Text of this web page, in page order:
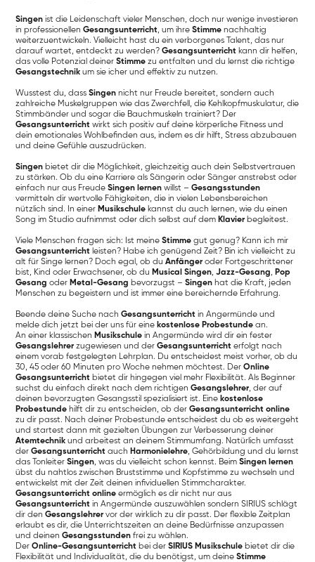
Singen ist die Leidenschaft vieler Menschen, doch nur wenige investieren
in professionellenGesangsunterricht, um ihreStimme nachhaltig
weiterzuentwickeln. Vielleicht hast du ein verborgenes Talent, das nur
darauf wartet, entdeckt zu werden?Gesangsunterricht kann dir helfen,
das volle Potenzial deinerStimme zu entfalten und du lernst die richtige
Gesangstechnik um sie icher und effektiv zu nutzen.
Wusstest du, dassSingen nicht nur Freude bereitet, sondern auch
zahlreiche Muskelgruppen wie das Zwerchfell, die Kehlkopfmuskulatur, die
Stimmbänder und sogar die Bauchmuskeln trainiert? Der
Gesangsunterricht wirkt sich positiv auf deine körperliche Fitness und
dein emotionales Wohlbefinden aus, indem es dir hilft, Stress abzubauen
und deine Gefühle auszudrücken.
Singen bietet dir die Möglichkeit, gleichzeitig auch dein Selbstvertrauen
zu stärken. Ob du eine Karriere als Sängerin oder Sänger anstrebst oder
einfach nur aus FreudeSingen lernen willst –Gesangsstunden
vermitteln dir wertvolle Fähigkeiten, die in vielen Lebensbereichen
nützlich sind. In einer Musikschule kannst du auch lernen, wie du einen
Song im Studio aufnimmst oder dich selbst auf dem Klavier begleitest.
Viele Menschen fragen sich: Ist meineStimme gut genug? Kann ich mir
Gesangsunterricht leisten? Habe ich genügend Zeit? Bin ich vielleicht zu
alt für Singe lernen? Doch egal, ob duAnfänger oder Fortgeschrittener
bist, Kind oder Erwachsener, ob du Musical Singen,Jazz-Gesang, Pop
Gesang oder Metal-Gesang bevorzugst –Singen hat die Kraft, jeden
Menschen zu begeistern und ist immer eine bereichernde Erfahrung.
Beende deine Suche nachGesangsunterricht in Angermünde und
melde dich jetzt bei der uns für eine kostenlose Probestunde an.
An einer klassischen Musikschule in Angermünde wird dir ein fester
Gesangslehrer zugewiesen und derGesangsunterricht erfolgt nach
einem vorab festgelegten Lehrplan. Du entscheidest meist vorher, ob du
30, 45 oder 60 Minuten pro Woche nehmen möchtest. DerOnline
Gesangsunterricht bietet dir hingegen viel mehr Flexibilität. Als Beginner
suchst du einfach direkt nach dem richtigenGesangslehrer, der auf
deinen bevorzugten Gesangsstil spezialisiert ist. Eine kostenlose
Probestunde hilft dir zu entscheiden, ob derGesangsunterricht online
zu dir passt. Nach deiner Probestunde entscheidest du ob es weitergeht
und startest dann mit gezielten Übungen zur Verbesserung deiner
Atemtechnik und arbeitest an deinem Stimmumfang. Natürlich umfasst
derGesangsunterricht auch Harmonielehre, Gehörbildung und du lernst
das TonleiterSingen, was du vielleicht schon kennst. BeimSingen lernen
übst du nahtlos zwischen Bruststimme und Kopfstimme zu wechseln und
entwickelst mit der Zeit deinen infividuellen Stimmcharakter.
Gesangsunterricht online ermöglich es dir nicht nur aus
Gesangsunterricht in Angermünde auszuwählen sondern SIRIUS schlägt
dir denGesangslehrer vor der wirklich zu dir passt. Der flexible Zeitplan
erlaubt es dir, die Unterrichtszeiten an deine Bedürfnisse anzupassen
und deinenGesangsstunden frei zu wählen.
DerOnline-Gesangsunterricht bei derSIRIUS Musikschule bietet dir die
Flexibilität und Individualität, die du benötigst, um deineStimme